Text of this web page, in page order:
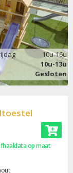
10u-16u
10u-13u
Gesloten
op maat